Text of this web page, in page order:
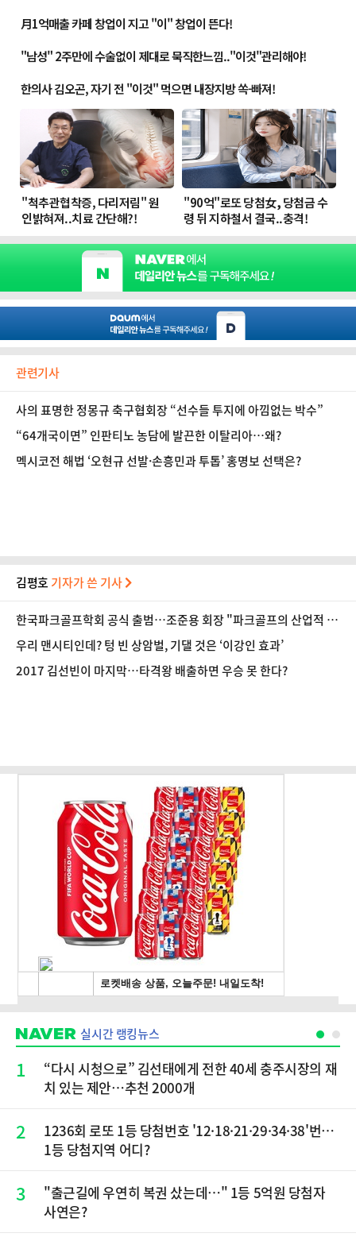
관련기사
사의 표명한 정몽규 축구협회장 “선수들 투지에 아낌없는 박수”
“64개국이면” 인판티노 농담에 발끈한 이탈리아…왜?
멕시코전 해법 ‘오현규 선발·손흥민과 투톱’ 홍명보 선택은?
김평호 기자가 쓴 기사
한국파크골프학회 공식 출범…조준용 회장 "파크골프의 산업적 성
장 돕겠다"
우리 맨시티인데? 텅 빈 상암벌, 기댈 것은 ‘이강인 효과’
2017 김선빈이 마지막…타격왕 배출하면 우승 못 한다?
실시간 랭킹뉴스
1
“다시 시청으로” 김선태에게 전한 40세 충주시장의 재
치 있는 제안…추천 2000개
2
1236회 로또 1등 당첨번호 '12·18·21·29·34·38'번…
1등 당첨지역 어디?
3
"출근길에 우연히 복권 샀는데…" 1등 5억원 당첨자
사연은?